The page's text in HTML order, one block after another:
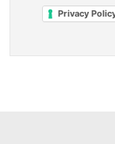
Privacy